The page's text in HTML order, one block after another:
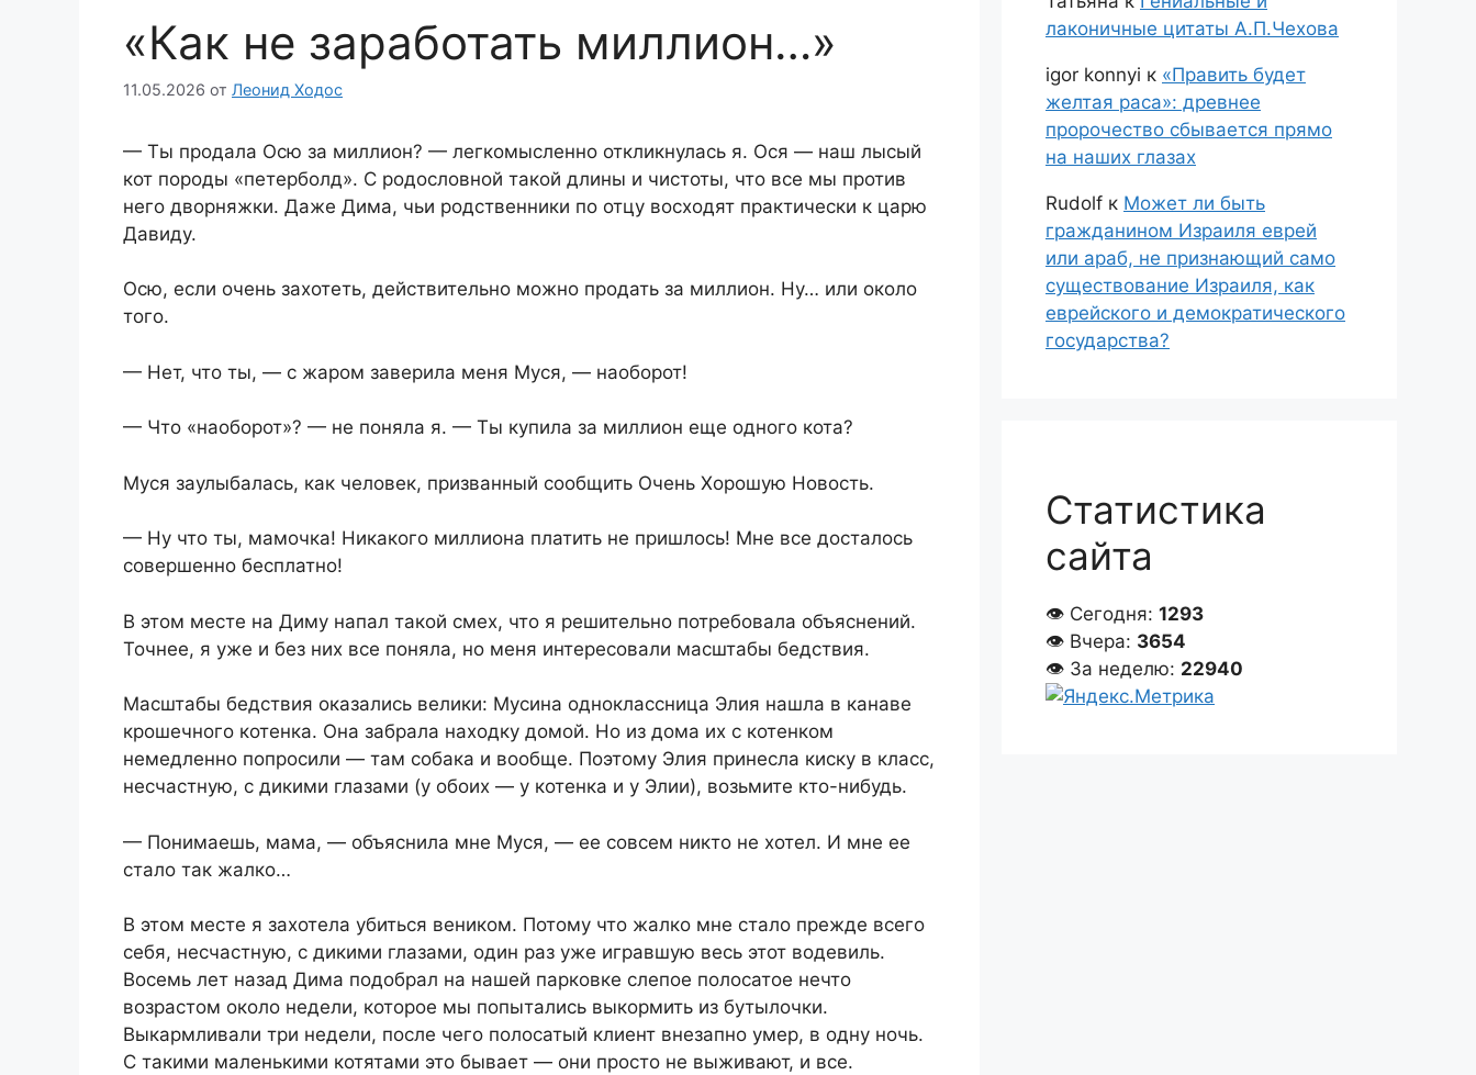
«Как не заработать миллиoн…»
11.05.2026 от Леонид Ходос
— Ты продала Осю за миллиoн? — легкомысленно откликнулась я. Ося — наш лысый
кот породы «петерболд». С родословной такой длины и чистоты, что все мы против
него дворняжки. Даже Дима, чьи родственники по отцу восходят практически к царю
Давиду.
Осю, если очень захотеть, действительно можно продать за миллион. Ну… или около
того.
— Нет, что ты, — с жаром заверила меня Муся, — наоборот!
— Что «наоборот»? — не поняла я. — Ты купила за миллион еще одного кота?
Муся заулыбалась, как человек, призванный сообщить Очень Хорошую Новость.
— Ну что ты, мамочка! Никакого миллиона платить не пришлось! Мне все досталось
совершенно бесплатно!
В этом месте на Диму напал такой смех, что я решительно потребовала объяснений.
Точнее, я уже и без них все поняла, но меня интересовали масштабы бедствия.
Масштабы бедствия оказались велики: Мусина одноклассница Элия нашла в канаве
крошечного котенка. Она забрала находку домой. Но из дома их с котенком
немедленно попросили — там собака и вообще. Поэтому Элия принесла киску в класс,
несчастную, с дикими глазами (у обоих — у котенка и у Элии), возьмите кто-нибудь.
— Понимаешь, мама, — объяснила мне Муся, — ее совсем никто не хотел. И мне ее
стало так жалко…
В этом месте я захотела убиться веником. Потому что жалко мне стало прежде всего
себя, несчастную, с дикими глазами, один раз уже игравшую весь этот водевиль.
Восемь лет назад Дима подобрал на нашей парковке слепое полосатое нечто
возрастом около недели, которое мы попытались выкормить из бутылочки.
Выкармливали три недели, после чего полосатый клиент внезапно умер, в одну ночь.
С такими маленькими котятами это бывает — они просто не выживают, и все.
лаконичные цитаты А.П.Чехова
igor konnyi к «Править будет
желтая раса»: древнее
пророчество сбывается прямо
на наших глазах
Rudolf к Может ли быть
гражданином Израиля еврей
или араб, не признающий само
существование Израиля, как
еврейского и демократического
государства?
Статистика
сайта
👁 Сегодня: 1293
👁 Вчера: 3654
👁 За неделю: 22940